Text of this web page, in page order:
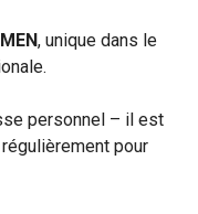
, unique dans le
personnel – il est
pour